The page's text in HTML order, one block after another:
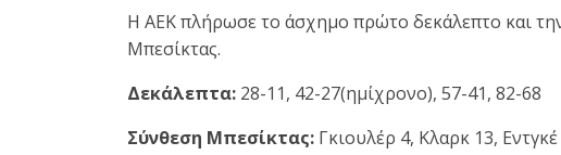
Η ΑΕΚ πλήρωσε το άσχημο πρώτο δεκάλεπτο και
Μπεσίκτας.
Δεκάλεπτα: 28-11, 42-27(ημίχρονο), 57-41, 82-68
Σύνθεση Μπεσίκτας: Γκιουλέρ 4, Κλαρκ 13,